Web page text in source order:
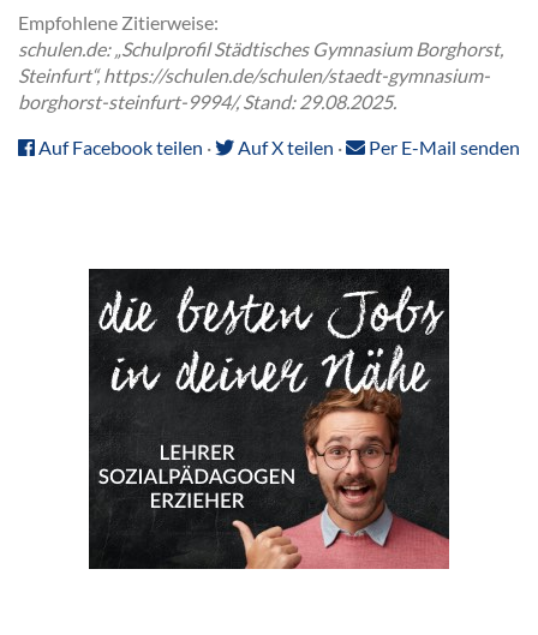
Empfohlene Zitierweise:
schulen.de: „Schulprofil Städtisches Gymnasium Borghorst,
Steinfurt“, https://schulen.de/schulen/staedt-gymnasium-
borghorst-steinfurt-9994/, Stand: 29.08.2025.
Auf Facebook teilen · Auf X teilen · Per E-Mail senden